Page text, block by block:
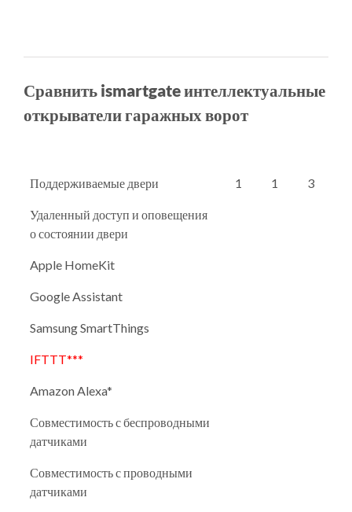
Сравнить ismartgate интеллектуальные
открыватели гаражных ворот
Поддерживаемые двери 1 1 3
Удаленный доступ и оповещения
о состоянии двери
Apple HomeKit
Google Assistant
Samsung SmartThings
IFTTT***
Amazon Alexa*
Совместимость с беспроводными
датчиками
Совместимость с проводными
датчиками